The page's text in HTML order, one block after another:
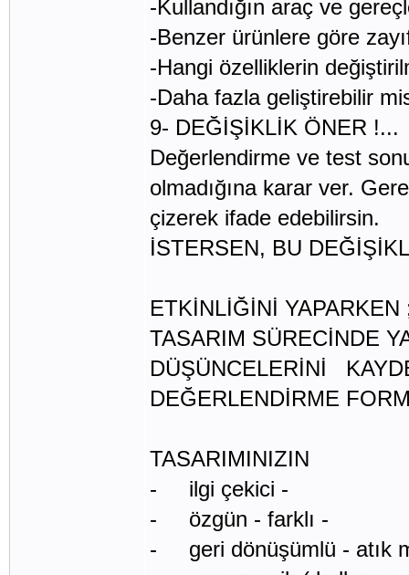
-Kullandığın araç ve
-Benzer ürünlere göre
-Hangi özelliklerin
-Daha fazla geliştirebilir
9- DEĞİŞİKLİK ÖNER !...
Değerlendirme ve test
olmadığına karar ver.
çizerek ifade edebilirsin.
İSTERSEN, BU
ETKİNLİĞİNİ YAPARKEN
TASARIM SÜRECİNDE
DÜŞÜNCELERİNİ
DEĞERLENDİRME
TASARIMINIZIN
- ilgi çekici -
- özgün - farklı -
- geri dönüşümlü - atık